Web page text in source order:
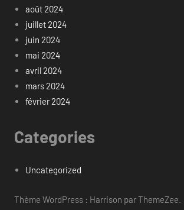
août 2024
juillet 2024
juin 2024
mai 2024
avril 2024
mars 2024
février 2024
Categories
Uncategorized
Thème WordPress : Harrison par ThemeZee.